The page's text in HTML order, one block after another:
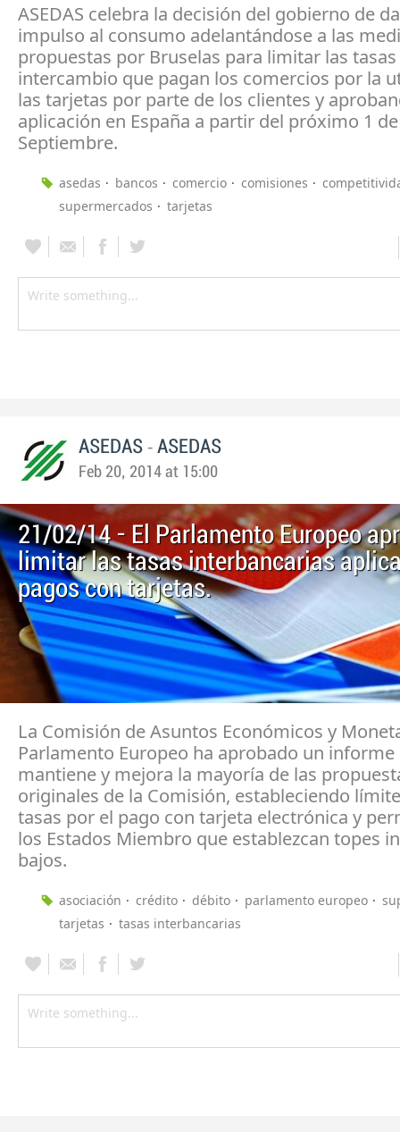
ASEDAS celebra la decisión del gobierno de
impulso al consumo adelantándose a las
propuestas por Bruselas para limitar las
intercambio que pagan los comercios por la
las tarjetas por parte de los clientes y
aplicación en España a partir del próximo 1 de
Septiembre.
asedas bancos comercio comisiones
supermercados
tarjetas
ASEDAS - ASEDAS
Feb 20, 2014 at 15:00
21/02/14 - El Parlamento Europeo
limitar las tasas interbancarias
pagos con tarjetas.
La Comisión de Asuntos Económicos y
Parlamento Europeo ha aprobado un informe
mantiene y mejora la mayoría de las
originales de la Comisión, estableciendo
tasas por el pago con tarjeta electrónica y
los Estados Miembro que establezcan topes
bajos.
asociación crédito débito parlamento europeo
tarjetas
tasas interbancarias